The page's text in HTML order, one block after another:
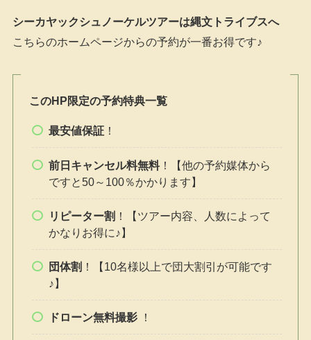
シーカヤックシュノーケルツアーは縄文トライブスへ
こちらのホームページからの予約が一番お得です♪
このHP限定の予約特典一覧
最安値保証 ！
前日キャンセル料無料！【他の予約媒体から
ですと50～100％かかります】
リピーター割 ！【ツアー内容、人数によって
かなりお得に♪】
団体割 ！【10名様以上で団大割引が可能です
♪】
ドローン無料撮影 ！